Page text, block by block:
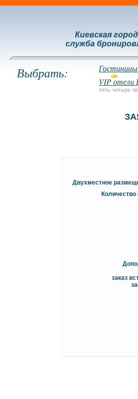
Киевская
служба
Выбрать:
VIP отели
пять-четыре
Двухместное
Количество
заказ